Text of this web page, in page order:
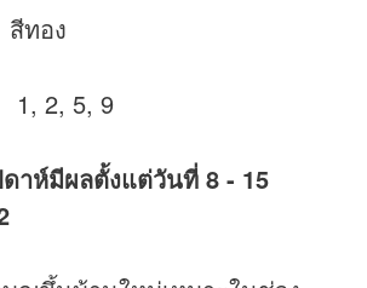
ง
2, 5, 9
าห์มีผลตั้งแต่วันที่ 8 - 15